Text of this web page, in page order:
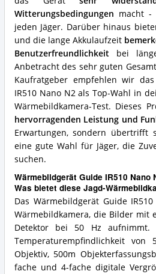
Witterungsbedingungen macht -
jeden Jäger. Darüber hinaus
und die lange Akkulaufzeit
Benutzerfreundlichkeitbei
Anbetracht des sehr guten
Kaufratgeber empfehlen wir
IR510 Nano N2 als Top-Wahl in
Wärmebildkamera-Test. Dieses
hervorragenden Leistung und
Erwartungen, sondern
eine gute Wahl für Jäger, die
suchen.
Wärmebildgerät Guide IR510 Nano
Was bietet diese Jagd-
Das Wärmebildgerät Guide
Wärmebildkamera, die Bilder mit
Detektor bei 50 Hz
Temperaturempfindlichkeit von
Objektiv, 500m
fache und 4-fache digitale